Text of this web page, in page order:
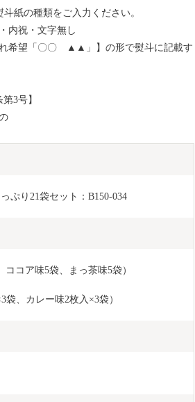
紙の種類をご入力ください。
内祝・文字無し
希望「〇〇 ▲▲」】の形で熨斗に記載す
3号】
ぷり21袋セット：B150-034
コア味5袋、まっ茶味5袋）
袋、カレー味2枚入×3袋）